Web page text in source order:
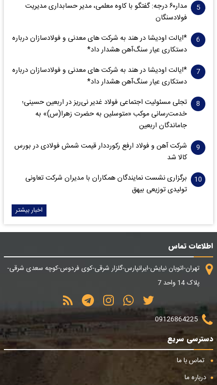
مدار‌۶٠ درجه: گفتگو با کاوه معلمی، مدیر حسابداری مدیریت
فولادسنگان
*ایالت اودیشا در هند به شرکت های معدنی و فولادسازان درباره
دستکاری عیار سنگ‌آهن هشدار داد*
*ایالت اودیشا در هند به شرکت های معدنی و فولادسازان درباره
دستکاری عیار سنگ‌آهن هشدار داد*
تجلی مسئولیت اجتماعی فولاد غدیر نی‌ریز در اربعین حسینی؛
خدمت‌رسانی موکب «متوسلین به حضرت زهرا(س)» به
جاماندگان اربعین
شرکت آهن و فولاد ارفع رکورددار قیمت شمش فولادی در بورس
کالا شد
برگزاری نشست نمایندگان همکاران با مدیران شرکت تعاونی
تولیدی توزیعی بیهق
اخبار بیشتر
اطلاعات تماس
تهران-اتوبان نیایش-ایرانپارس-گلزار شرقی-کوی فردوس-کوچه سعدی شرقی-
پلاک 14 واحد 7
09126864225
دسترسی سریع
تماس با ما
درباره ما